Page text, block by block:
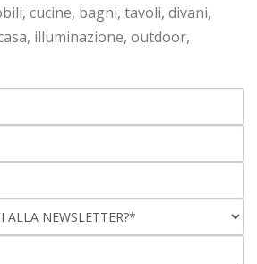
cucine, bagni, tavoli, divani,
illuminazione, outdoor,